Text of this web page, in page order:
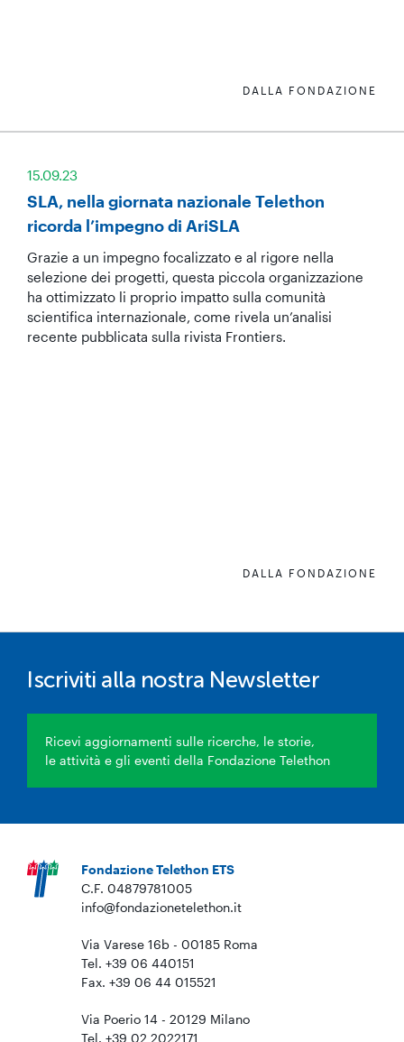
DALLA FONDAZIONE
15.09.23
SLA, nella giornata nazionale Telethon
ricorda l’impegno di AriSLA
Grazie a un impegno focalizzato e al rigore nella
selezione dei progetti, questa piccola organizzazione
ha ottimizzato li proprio impatto sulla comunità
scientifica internazionale, come rivela un’analisi
recente pubblicata sulla rivista Frontiers.
DALLA FONDAZIONE
Iscriviti alla nostra Newsletter
Ricevi aggiornamenti sulle ricerche, le storie,
le attività e gli eventi della Fondazione Telethon
Fondazione Telethon ETS
C.F. 04879781005
info@fondazionetelethon.it
Via Varese 16b - 00185 Roma
Tel. +39 06 440151
Fax. +39 06 44 015521
Via Poerio 14 - 20129 Milano
Tel. +39 02 2022171